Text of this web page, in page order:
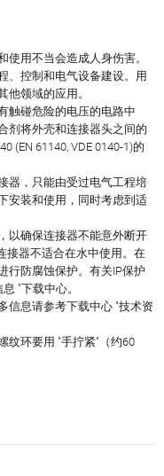
用不当会造成人身伤害。
、控制和电气设备建设。用
他领域的应用。
触碰危险的电压的电路中
剂将外壳和连接器头之间的
(EN 61140, VDE 0140-1)的
器，只能由受过电气工程培
安装和使用，同时考虑到适
以确保连接器不能意外断开
接器不适合在水中使用。在
行防腐蚀保护。有关IP保护
"下载中心。
信息请参考下载中心 "技术资
纹环要用 "手拧紧"（约60